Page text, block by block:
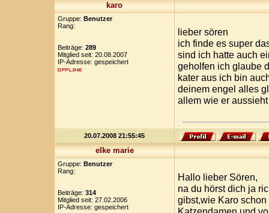
karo
Gruppe: Benutzer
Rang:
Beiträge: 289
Mitglied seit: 20.08.2007
IP-Adresse: gespeichert
lieber sören
ich finde es super
sind ich hatte auch
geholfen ich glaube
kater aus ich bin
deinem engel alles
allem wie er
20.07.2008 21:55:45
elke marie
Gruppe: Benutzer
Rang:
Beiträge: 314
Mitglied seit: 27.02.2006
IP-Adresse: gespeichert
Hallo lieber Sören,
na du hörst dich ja
gibst,wie Karo